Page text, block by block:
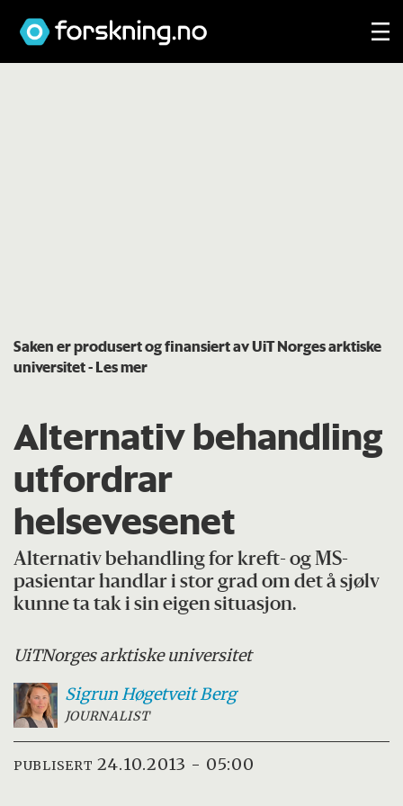
Saken er produsert og finansiert av UiT Norges arktiske
universitet- Les mer
Alternativ behandling
utfordrar
helsevesenet
Alternativ behandling for kreft- og MS-
pasientar handlar i stor grad om det å sjølv
kunne ta tak i sin eigen situasjon.
UiTNorges arktiske universitet
Sigrun HøgetveitBerg
JOURNALIST
PUBLISERT 24.10.2013 - 05:00